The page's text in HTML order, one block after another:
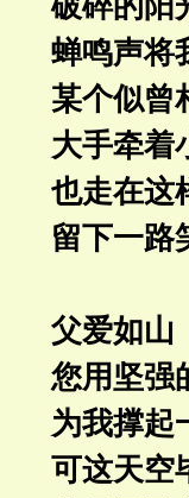
蝉鸣声将
某个似曾
大手牵着
也走在这
留下一路
父爱如山
您用坚强
为我撑起
可这天空